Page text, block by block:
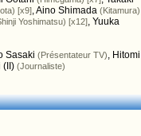
[x9],Aino Shimada (Kitamura)
Yoshimatsu) [x12], Yuuka
Sasaki (Présentateur TV), Hitomi
(II) (Journaliste)